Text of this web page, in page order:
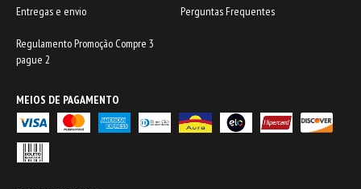
Entregas e envio Perguntas Frequentes
Regulamento Promoção Compre 3
pague 2
MEIOS DE PAGAMENTO